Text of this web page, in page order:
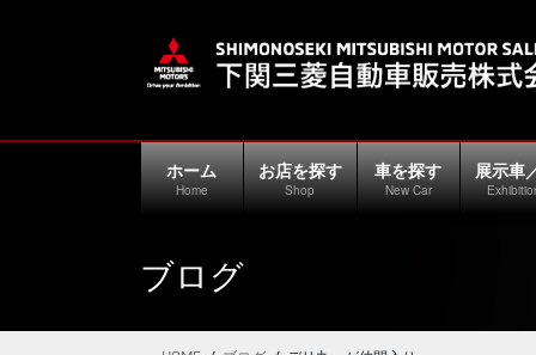
ホーム
Home
お店を探す
Shop
車を探す
New Car
展示車
ブログ